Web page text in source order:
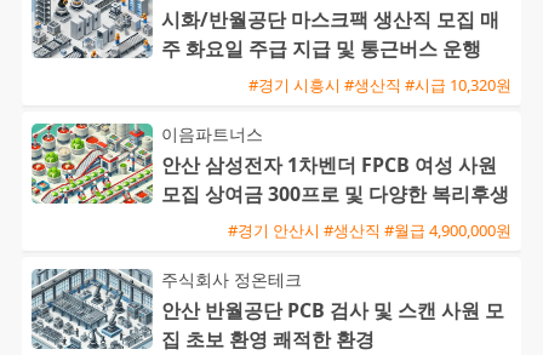
시화/반월공단 마스크팩 생산직 모집 매
주 화요일 주급 지급 및 통근버스 운행
#경기 시흥시 #생산직 #시급 10,320원
이음파트너스
안산 삼성전자 1차벤더 FPCB 여성 사원
모집 상여금 300프로 및 다양한 복리후생
#경기 안산시 #생산직 #월급 4,900,000원
주식회사 정온테크
안산 반월공단 PCB 검사 및 스캔 사원 모
집 초보 환영 쾌적한 환경